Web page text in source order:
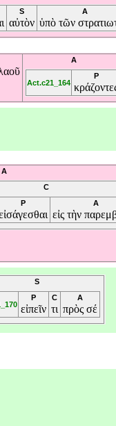
S
αὐτὸν
A
ὑπὸ τῶν
A
Act.c21_164
P
A
C
P A
εἰς τὴν
S
P
εἰπεῖν
C
τι
A
πρὸς σέ